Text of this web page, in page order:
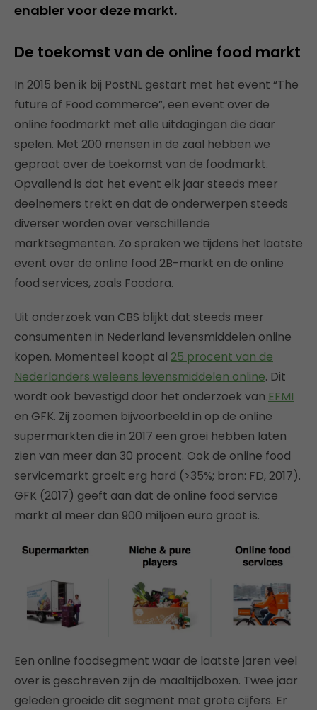
enabler voor deze markt.
De toekomst van de online food markt
In 2015 ben ik bij PostNL gestart met het event “The
future of Food commerce”, een event over de
online foodmarkt met alle uitdagingen die daar
spelen. Met 200 mensen in de zaal hebben we
gepraat over de toekomst van de foodmarkt.
Opvallend is dat het event elk jaar steeds meer
deelnemers trekt en dat de onderwerpen steeds
diverser worden over verschillende
marktsegmenten. Zo spraken we tijdens het laatste
event over de online food 2B-markt en de online
food services, zoals Foodora.
Uit onderzoek van CBS blijkt dat steeds meer
consumenten in Nederland levensmiddelen online
kopen. Momenteel koopt al 25 procent van de
Nederlanders weleens levensmiddelen online. Dit
wordt ook bevestigd door het onderzoek van EFMI
en GFK. Zij zoomen bijvoorbeeld in op de online
supermarkten die in 2017 een groei hebben laten
zien van meer dan 30 procent. Ook de online food
servicemarkt groeit erg hard (>35%; bron: FD, 2017).
GFK (2017) geeft aan dat de online food service
markt al meer dan 900 miljoen euro groot is.
Een online foodsegment waar de laatste jaren veel
over is geschreven zijn de maaltijdboxen. Twee jaar
geleden groeide dit segment met grote cijfers. Er